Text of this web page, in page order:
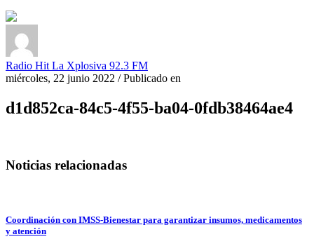
Radio Hit La Xplosiva 92.3 FM
miércoles, 22 junio 2022 /Publicado en
d1d852ca-84c5-4f55-ba04-0fdb38464ae4
Noticias relacionadas
Coordinación con IMSS-Bienestar para garantizar insumos, medicamentos
y atención